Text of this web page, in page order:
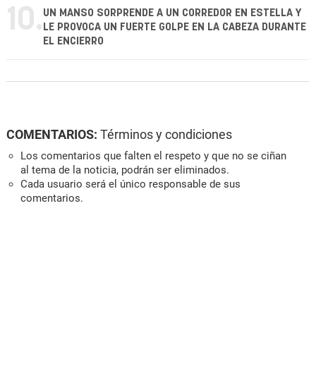
10. UN MANSO SORPRENDE A UN CORREDOR EN ESTELLA Y
LE PROVOCA UN FUERTE GOLPE EN LA CABEZA DURANTE
EL ENCIERRO
COMENTARIOS: Términos y condiciones
Los comentarios que falten el respeto y que no se ciñan
al tema de la noticia, podrán ser eliminados.
Cada usuario será el único responsable de sus
comentarios.